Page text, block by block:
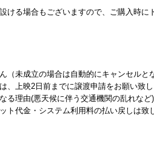
ける場合もございますので、ご購入時に
未成立の場合は自動的にキャンセルと
上映2日前までに譲渡申請をお願い致し
る理由(悪天候に伴う交通機関の乱れな
ト代金・システム利用料の払い戻しは致